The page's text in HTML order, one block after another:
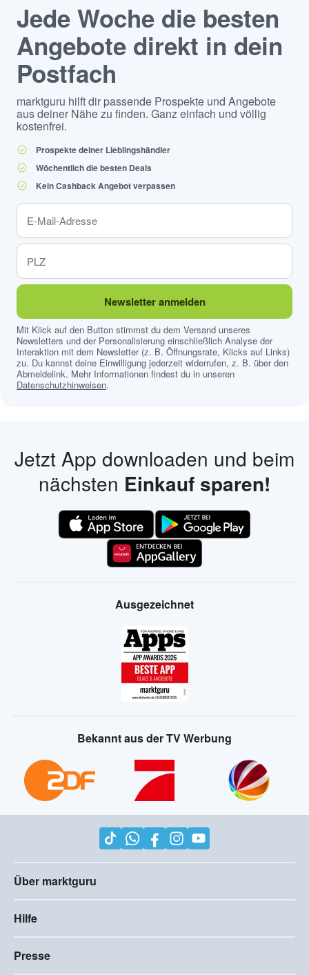
Jede Woche die besten
Angebote direkt in dein
Postfach
marktguru hilft dir passende Prospekte und Angebote
aus deiner Nähe zu finden. Ganz einfach und völlig
kostenfrei.
Prospekte deiner Lieblingshändler
Wöchentlich die besten Deals
Kein Cashback Angebot verpassen
Newsletter anmelden
Mit Klick auf den Button stimmst du dem Versand unseres
Newsletters und der Personalisierung einschließlich Analyse der
Interaktion mit dem Newsletter (z. B. Öffnungsrate, Klicks auf Links)
zu. Du kannst deine Einwilligung jederzeit widerrufen, z. B. über den
Abmeldelink. Mehr Informationen findest du in unseren
Datenschutzhinweisen.
Jetzt App downloaden und beim
nächsten Einkauf sparen!
Ausgezeichnet
Bekannt aus der TV Werbung
Über marktguru
Hilfe
Presse